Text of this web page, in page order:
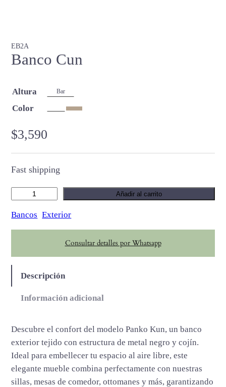
EB2A
Banco Cun
Altura Bar
Color
$3,590
Fast shipping
n
c
C
n
n
i
d
Añadir al carrito
Bancos Exterior
Consultar detalles por Whatsapp
Descripción
Información adicional
Descubre el confort del modelo Panko Kun, un banco
exterior tejido con estructura de metal negro y cojín.
Ideal para embellecer tu espacio al aire libre, este
elegante mueble combina perfectamente con nuestras
sillas, mesas de comedor, ottomanes y más, garantizando